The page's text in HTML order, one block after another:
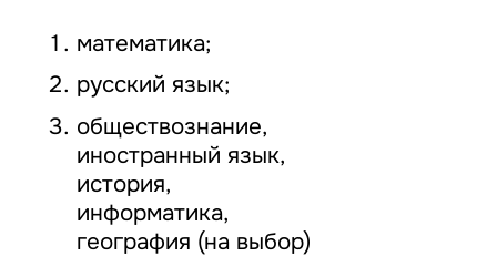
математика;
русский язык;
обществознание,
иностранный язык,
история,
информатика,
география (на выбор)